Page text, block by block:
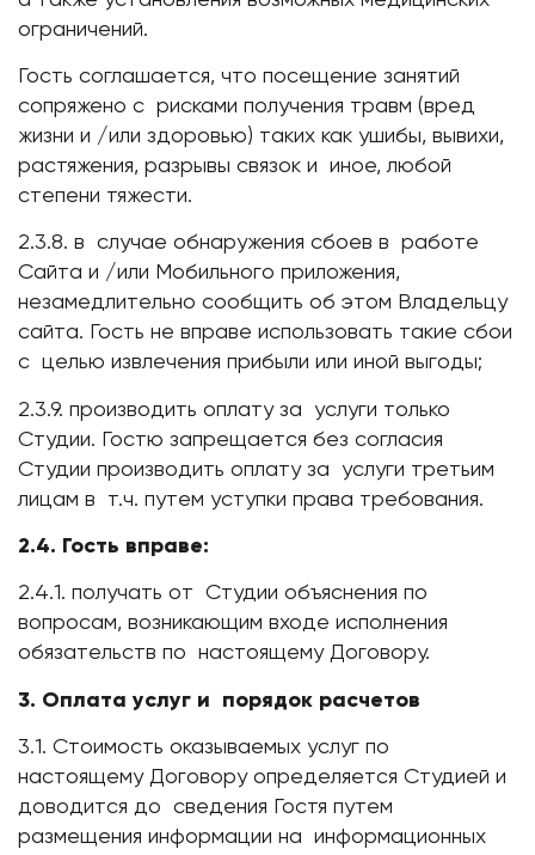
ограничений.
Гость соглашается, что посещение занятий
сопряжено с рисками получения травм (вред
жизни и /или здоровью) таких как ушибы, вывихи,
растяжения, разрывы связок и иное, любой
степени тяжести.
2.3.8. в случае обнаружения сбоев в работе
Сайта и /или Мобильного приложения,
незамедлительно сообщить об этом Владельцу
сайта. Гость не вправе использовать такие сбои
с целью извлечения прибыли или иной выгоды;
2.3.9. производить оплату за услуги только
Студии. Гостю запрещается без согласия
Студии производить оплату за услуги третьим
лицам в т.ч. путем уступки права требования.
2.4. Гость вправе:
2.4.1. получать от Студии объяснения по
вопросам, возникающим входе исполнения
обязательств по настоящему Договору.
3. Оплата услуг и порядок расчетов
3.1. Стоимость оказываемых услуг по
настоящему Договору определяется Студией и
доводится до сведения Гостя путем
размещения информации на информационных